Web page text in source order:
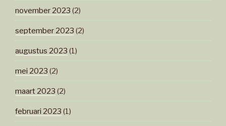
november 2023 (2)
september 2023 (2)
augustus 2023 (1)
mei 2023 (2)
maart 2023 (2)
februari 2023 (1)